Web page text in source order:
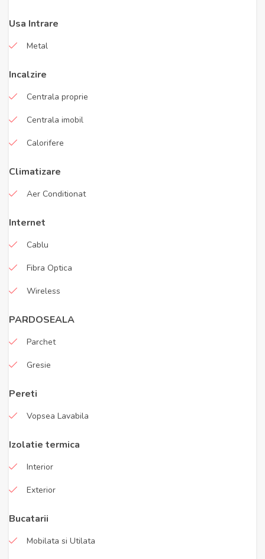
Usa Intrare
Metal
Incalzire
Centrala proprie
Centrala imobil
Calorifere
Climatizare
Aer Conditionat
Internet
Cablu
Fibra Optica
Wireless
PARDOSEALA
Parchet
Gresie
Pereti
Vopsea Lavabila
Izolatie termica
Interior
Exterior
Bucatarii
Mobilata si Utilata